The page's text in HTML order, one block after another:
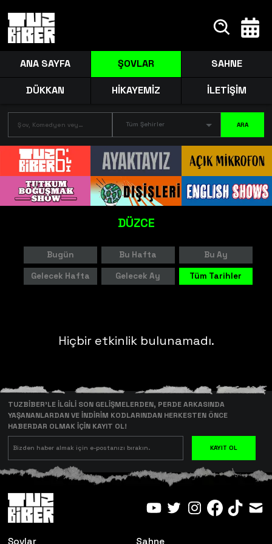
ANA SAYFA ŞOVLAR SAHNE
DÜKKAN HİKAYEMİZ İLETİŞİM
Tüm Şehirler ARA
DÜZCE
Bugün Bu Hafta Bu Ay
Gelecek Hafta Gelecek Ay Tüm Tarihler
Hiçbir etkinlik bulunamadı.
TUZBİBER’LE İLGİLİ SON GELİŞMELERDEN, PERDE ARKASINDA
YAŞANANLARDAN VE İNDİRİM KODLARINDAN HERKESTEN ÖNCE
HABERDAR OLMAK İÇİN KAYIT OL!
KAYIT OL